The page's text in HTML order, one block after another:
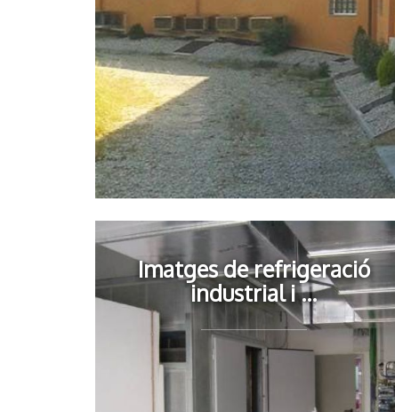
Imatges de refrigeració
industrial i ...